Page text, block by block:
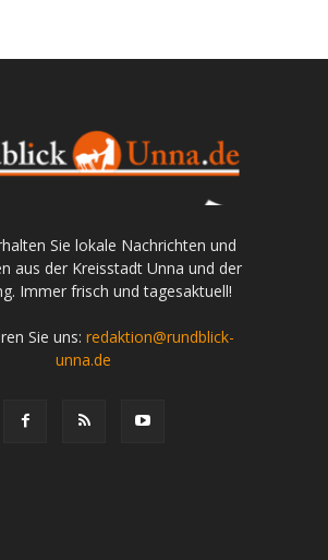
Sie lokale Nachrichten und
aus der Kreisstadt Unna und der
Immer frisch und tagesaktuell!
Sie uns: redaktion@rundblick-
unna.de